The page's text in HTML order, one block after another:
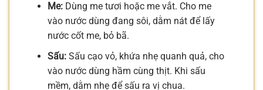
Me:Dùng me tươi hoặc me vắt. Cho me
vào nước dùng đang sôi, dằm nát để lấy
nước cốt me, bỏ bã.
Sấu:Sấu cạo vỏ, khứa nhẹ quanh quả, cho
vào nước dùng hầm cùng thịt. Khi sấu
mềm, dằm nhẹ để sấu ra vị chua.